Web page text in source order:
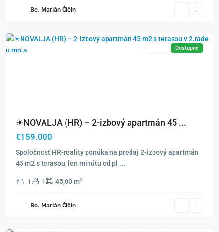
Bc. Marián Čičin
Exkluzívne Dostupné
☀NOVALJA (HR) – 2-izbový apartmán 45 ...
€159.000
Spoločnosť HR-reality ponúka na predaj 2-izbový apartmán
45 m2 s terasou, len minútu od pl ...
1 1 45,00 m2
Bc. Marián Čičin